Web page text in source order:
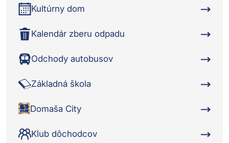
Kultúrny dom
Kalendár zberu odpadu
Odchody autobusov
Základná škola
Domaša City
Klub dôchodcov